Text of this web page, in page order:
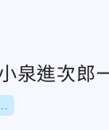
泉進次郎